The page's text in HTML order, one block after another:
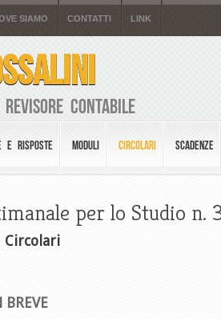
SIAMO CONTATTI LINK
Contabile
E RISPOSTE MODULI CIRCOLARI SCADENZE
per lo Studio n.
Circolari